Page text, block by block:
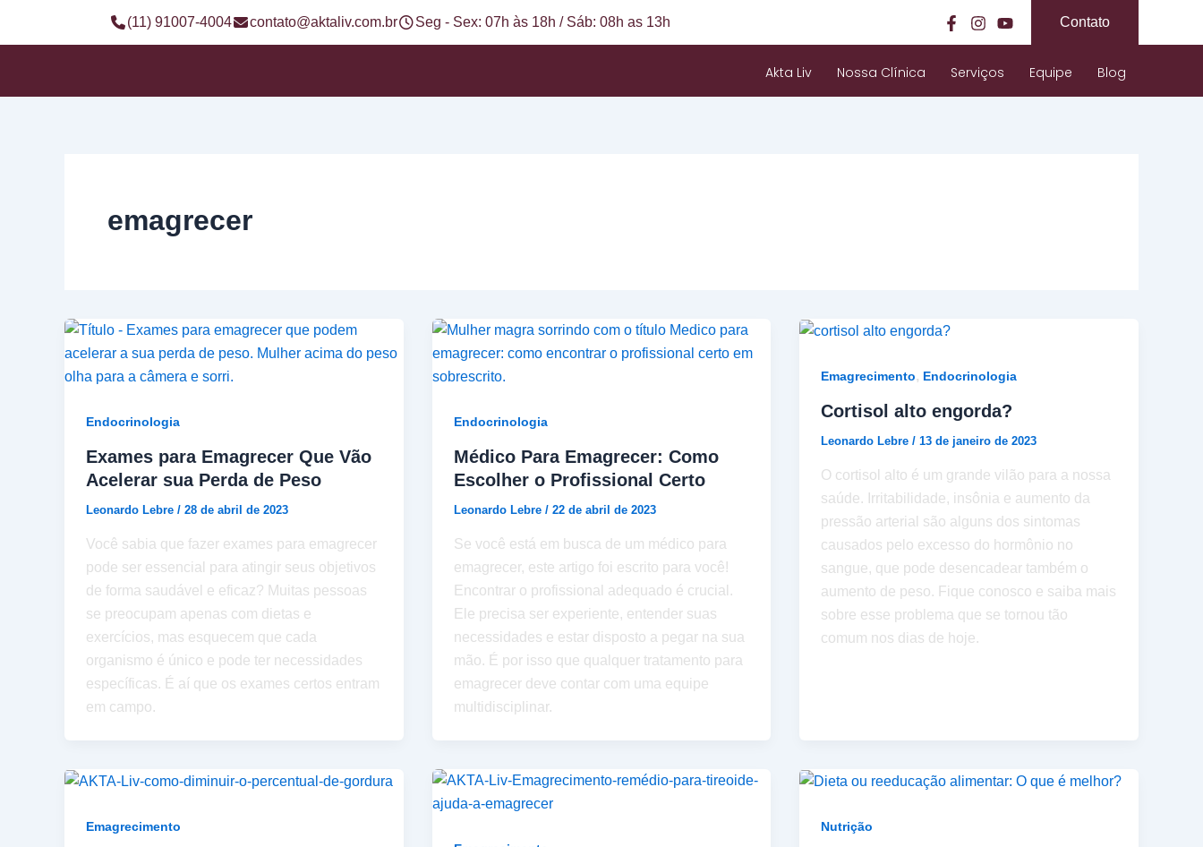
(11) 91007-4004 contato@aktaliv.com.br Seg - Sex: 07h às 18h / Sáb: 08h as 13h Contato
Akta Liv Nossa Clínica Serviços Equipe Blog
emagrecer
Endocrinologia
Exames para Emagrecer Que Vão
Acelerar sua Perda de Peso
Leonardo Lebre / 28 de abril de 2023
Você sabia que fazer exames para emagrecer
pode ser essencial para atingir seus objetivos
de forma saudável e eficaz? Muitas pessoas
se preocupam apenas com dietas e
exercícios, mas esquecem que cada
organismo é único e pode ter necessidades
específicas. É aí que os exames certos entram
em campo.
Endocrinologia
Médico Para Emagrecer: Como
Escolher o Profissional Certo
Leonardo Lebre / 22 de abril de 2023
Se você está em busca de um médico para
emagrecer, este artigo foi escrito para você!
Encontrar o profissional adequado é crucial.
Ele precisa ser experiente, entender suas
necessidades e estar disposto a pegar na sua
mão. É por isso que qualquer tratamento para
emagrecer deve contar com uma equipe
multidisciplinar.
Emagrecimento, Endocrinologia
Cortisol alto engorda?
Leonardo Lebre/13 de janeiro de 2023
O cortisol alto é um grande vilão para a nossa
saúde. Irritabilidade, insônia e aumento da
pressão arterial são alguns dos sintomas
causados pelo excesso do hormônio no
sangue, que pode desencadear também o
aumento de peso. Fique conosco e saiba mais
sobre esse problema que se tornou tão
comum nos dias de hoje.
Emagrecimento Nutrição